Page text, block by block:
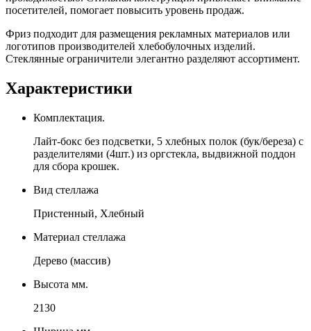
посетителей, помогает повысить уровень продаж.
Фриз подходит для размещения рекламных материалов или
логотипов производителей хлебобулочных изделий.
Стеклянные ограничители элегантно разделяют ассортимент.
Характеристики
Комплектация.
Лайт-бокс без подсветки, 5 хлебных полок (бук/береза) с
разделителями (4шт.) из оргстекла, выдвижной поддон
для сбора крошек.
Вид стеллажа
Пристенный, Хлебный
Материал стеллажа
Дерево (массив)
Высота мм.
2130